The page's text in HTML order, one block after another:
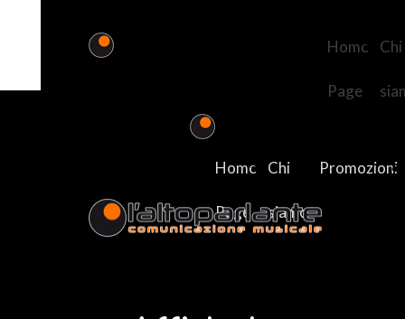
Home
Page
Chi
Home
Page
Chi
siamo
Promozioni